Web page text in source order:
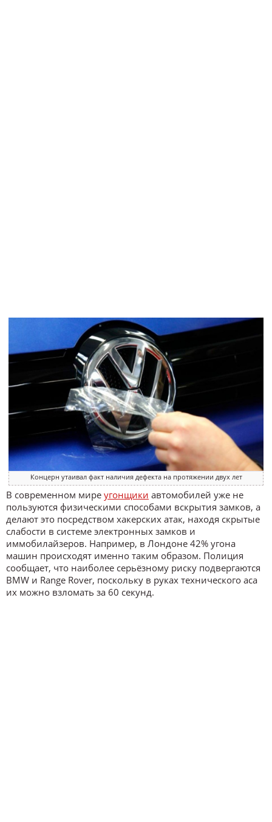
Концерн утаивал факт наличия дефекта на протяжении двух лет
В современном мире угонщики автомобилей уже не
пользуются физическими способами вскрытия замков, а
делают это посредством хакерских атак, находя скрытые
слабости в системе электронных замков и
иммобилайзеров. Например, в Лондоне 42% угона
машин происходят именно таким образом. Полиция
сообщает, что наиболее серьёзному риску подвергаются
BMW и Range Rover, поскольку в руках технического аса
их можно взломать за 60 секунд.